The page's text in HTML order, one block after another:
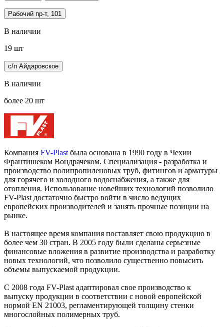
Рабочий пр-т, 101
В наличии
19 шт
с/п Айдаровское
В наличии
более 20 шт
Компания FV-Plast была основана в 1990 году в Чехии
Франтишеком Вондрачеком. Специализация - разработка и
производство полипропиленовых труб, фитингов и арматуры
для горячего и холодного водоснабжения, а также для
отопления. Использование новейших технологий позволило
FV-Plast достаточно быстро войти в число ведущих
европейских производителей и занять прочные позиции на
рынке.
В настоящее время компания поставляет свою продукцию в
более чем 30 стран. В 2005 году были сделаны серьезные
финансовые вложения в развитие производства и разработку
новых технологий, что позволило существенно повысить
объемы выпускаемой продукции.
С 2008 года FV-Plast адаптировал свое производство к
выпуску продукции в соответствии с новой европейской
нормой EN 21003, регламентирующей толщину стенки
многослойных полимерных труб.